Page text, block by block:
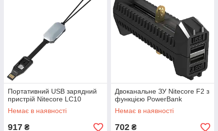
Портативний USB зарядний
пристрій Nitecore LC10
Немає в наявності
917 ₴
Двоканальне ЗУ Nitecore F2 з
функцією PowerBank
Немає в наявності
702 ₴